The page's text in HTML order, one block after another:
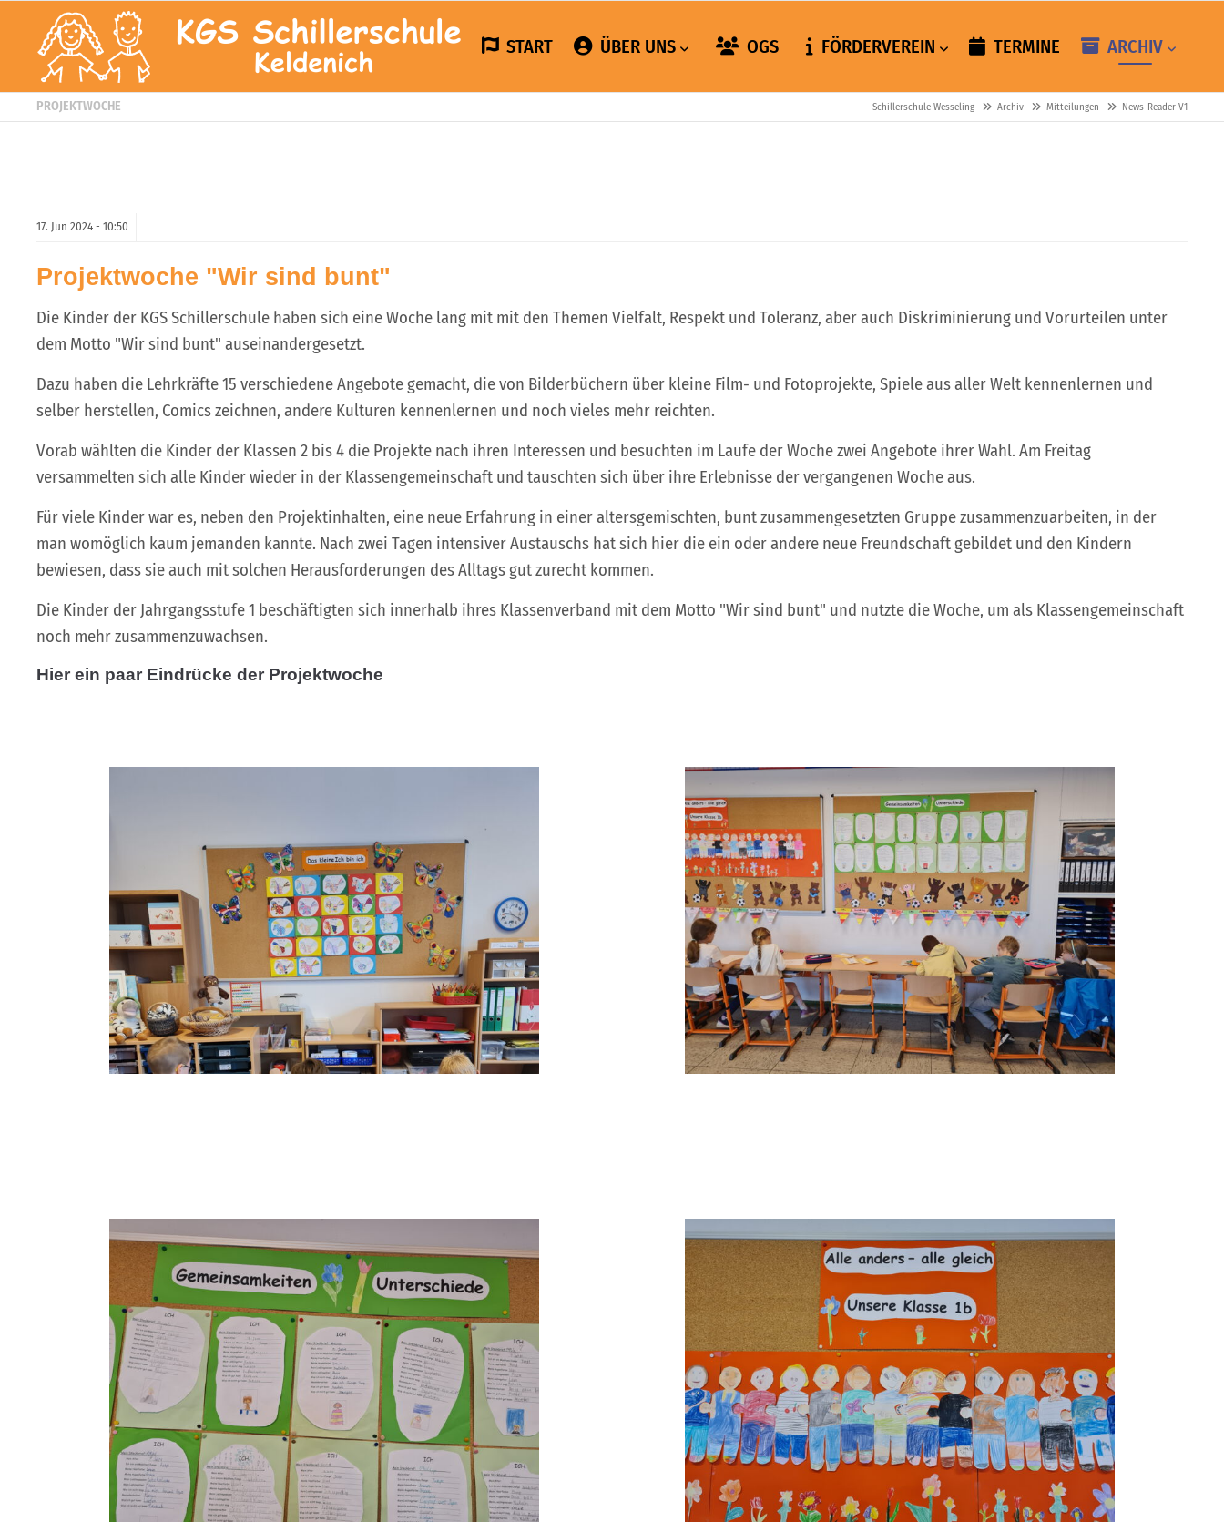
START ÜBER UNS OGS FÖRDERVEREIN TERMINE ARCHIV
PROJEKTWOCHE Schillerschule Wesseling Archiv Mitteilungen News-Reader V1
17. Jun 2024 - 10:50
Projektwoche "Wir sind bunt"
Die Kinder der KGS Schillerschule haben sich eine Woche lang mit mit den Themen Vielfalt, Respekt und Toleranz, aber auch Diskriminierung und Vorurteilen unter
dem Motto "Wir sind bunt" auseinandergesetzt.
Dazu haben die Lehrkräfte 15 verschiedene Angebote gemacht, die von Bilderbüchern über kleine Film- und Fotoprojekte, Spiele aus aller Welt kennenlernen und
selber herstellen, Comics zeichnen, andere Kulturen kennenlernen und noch vieles mehr reichten.
Vorab wählten die Kinder der Klassen 2 bis 4 die Projekte nach ihren Interessen und besuchten im Laufe der Woche zwei Angebote ihrer Wahl. Am Freitag
versammelten sich alle Kinder wieder in der Klassengemeinschaft und tauschten sich über ihre Erlebnisse der vergangenen Woche aus.
Für viele Kinder war es, neben den Projektinhalten, eine neue Erfahrung in einer altersgemischten, bunt zusammengesetzten Gruppe zusammenzuarbeiten, in der
man womöglich kaum jemanden kannte. Nach zwei Tagen intensiver Austauschs hat sich hier die ein oder andere neue Freundschaft gebildet und den Kindern
bewiesen, dass sie auch mit solchen Herausforderungen des Alltags gut zurecht kommen.
Die Kinder der Jahrgangsstufe 1 beschäftigten sich innerhalb ihres Klassenverband mit dem Motto "Wir sind bunt" und nutzte die Woche, um als Klassengemeinschaft
noch mehr zusammenzuwachsen.
Hier ein paar Eindrücke der Projektwoche